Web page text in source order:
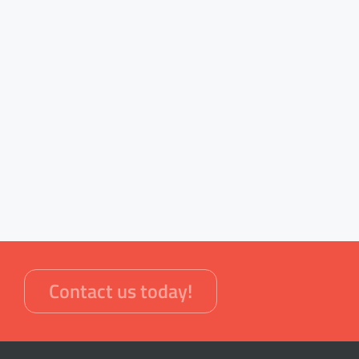
Contact us today!